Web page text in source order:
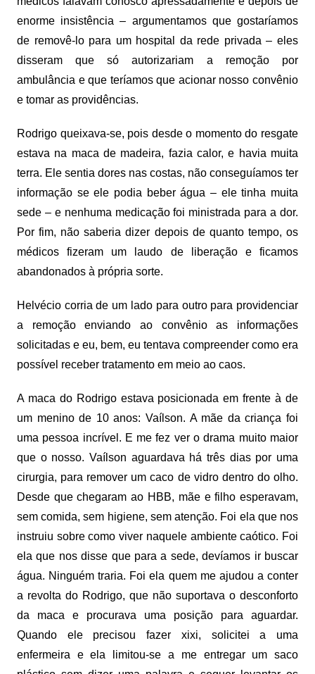
enorme insistência – argumentamos que gostaríamos
de removê-lo para um hospital da rede privada – eles
disseram que só autorizariam a remoção por
ambulância e que teríamos que acionar nosso convênio
e tomar as providências.
Rodrigo queixava-se, pois desde o momento do resgate
estava na maca de madeira, fazia calor, e havia muita
terra. Ele sentia dores nas costas, não conseguíamos ter
informação se ele podia beber água – ele tinha muita
sede – e nenhuma medicação foi ministrada para a dor.
Por fim, não saberia dizer depois de quanto tempo, os
médicos fizeram um laudo de liberação e ficamos
abandonados à própria sorte.
Helvécio corria de um lado para outro para providenciar
a remoção enviando ao convênio as informações
solicitadas e eu, bem, eu tentava compreender como era
possível receber tratamento em meio ao caos.
A maca do Rodrigo estava posicionada em frente à de
um menino de 10 anos: Vaílson. A mãe da criança foi
uma pessoa incrível. E me fez ver o drama muito maior
que o nosso. Vaílson aguardava há três dias por uma
cirurgia, para remover um caco de vidro dentro do olho.
Desde que chegaram ao HBB, mãe e filho esperavam,
sem comida, sem higiene, sem atenção. Foi ela que nos
instruiu sobre como viver naquele ambiente caótico. Foi
ela que nos disse que para a sede, devíamos ir buscar
água. Ninguém traria. Foi ela quem me ajudou a conter
a revolta do Rodrigo, que não suportava o desconforto
da maca e procurava uma posição para aguardar.
Quando ele precisou fazer xixi, solicitei a uma
enfermeira e ela limitou-se a me entregar um saco